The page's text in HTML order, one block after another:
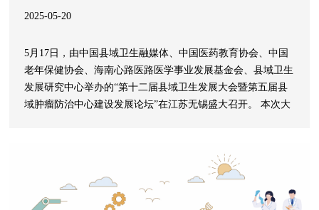
2025-05-20
5月17日，由中国县域卫生融媒体、中国医药教育协会、中国
老年保健协会、海南心路医路医学事业发展基金会、县域卫生
发展研究中心举办的“第十二届县域卫生发展大会暨第五届县
域肿瘤防治中心建设发展论坛”在江苏无锡盛大召开。 本次大
上，星守护·名医基层行”项目正式启动，成为本届大会公益行